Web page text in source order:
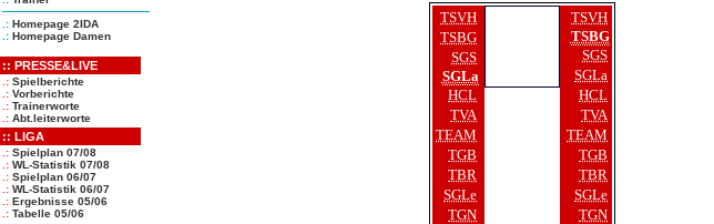
.: Homepage 2IDA
.: Homepage Damen
:: PRESSE&LIVE
.: Spielberichte
.: Vorberichte
.: Trainerworte
.: Abt.leiterworte
:: LIGA
.: Spielplan 07/08
.: WL-Statistik 07/08
.: Spielplan 06/07
.: WL-Statistik 06/07
.: Ergebnisse 05/06
.: Tabelle 05/06
TSVH
TSBG
SGS
SGLa
HCL
TVA
TEAM
TGB
TBR
SGLe
TGN
TSVH
TSBG
SGS
SGLa
HCL
TVA
TEAM
TGB
TBR
SGLe
TGN